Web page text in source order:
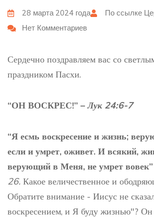
28 марта 2024 года По ссылке
Нет Комментариев
Сердечно поздравляем вас со
праздником Пасхи.
“ОН ВОСКРЕС!” –Лук 24:6-7
“Я есмь воскресение и жизнь;
если и умрет, оживет. И всякий,
верующий в Меня, не умрет вовек”
26. Какое величественное и
Обратите внимание - Иисус не
воскресением, и Я буду жизнью"? Он